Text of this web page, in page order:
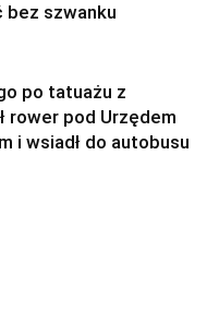
bez szwanku
po tatuażu z
rower pod Urzędem
i wsiadł do autobusu